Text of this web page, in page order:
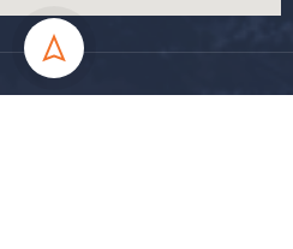
جميع الحقوق محفوظة جامعة